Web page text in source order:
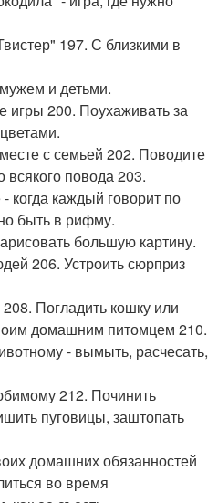
197. С близкими в
и детьми.
игры 200. Поухаживать за
с семьей 202. Поводите
повода 203.
когда каждый говорит по
быть в рифму.
большую картину.
206. Устроить сюрприз
Погладить кошку или
домашним питомцем 210.
- вымыть, расчесать,
212. Починить
пуговицы, заштопать
домашних обязанностей
во время